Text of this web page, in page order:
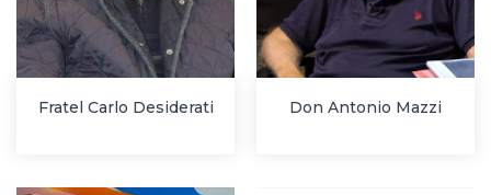
Fratel Carlo Desiderati Don Antonio Mazzi